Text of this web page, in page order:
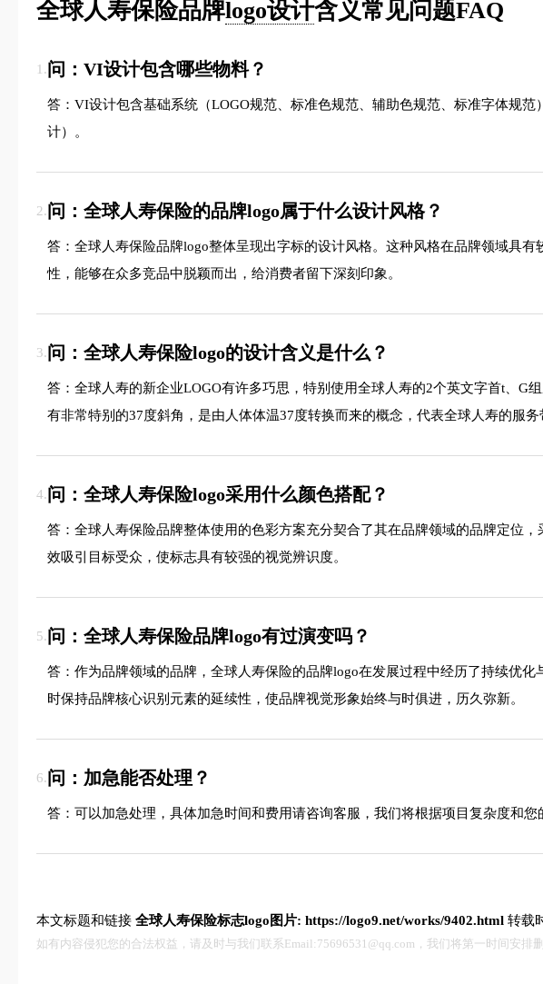
全球人寿保险品牌logo设计含义常见问题FAQ
1.问：VI设计包含哪些物料？
答：VI设计包含基础系统（LOGO规范、标准色规范、辅助色规范、标准字体规
计）。
2.问：全球人寿保险的品牌logo属于什么设计风格？
答：全球人寿保险品牌logo整体呈现出字标的设计风格。这种风格在品牌领域具
性，能够在众多竞品中脱颖而出，给消费者留下深刻印象。
3.问：全球人寿保险logo的设计含义是什么？
答：全球人寿的新企业LOGO有许多巧思，特别使用全球人寿的2个英文字首t、
有非常特别的37度斜角，是由人体体温37度转换而来的概念，代表全球人寿的服
4.问：全球人寿保险logo采用什么颜色搭配？
答：全球人寿保险品牌整体使用的色彩方案充分契合了其在品牌领域的品牌定位
效吸引目标受众，使标志具有较强的视觉辨识度。
5.问：全球人寿保险品牌logo有过演变吗？
答：作为品牌领域的品牌，全球人寿保险的品牌logo在发展过程中经历了持续优
时保持品牌核心识别元素的延续性，使品牌视觉形象始终与时俱进，历久弥新。
6.问：加急能否处理？
答：可以加急处理，具体加急时间和费用请咨询客服，我们将根据项目复杂度和您
本文标题和链接 全球人寿保险标志logo图片: https://logo9.net/works/9402.html 转载
如有内容侵犯您的合法权益，请及时与我们联系Email:75696531@qq.com，我们将第一时间安排删